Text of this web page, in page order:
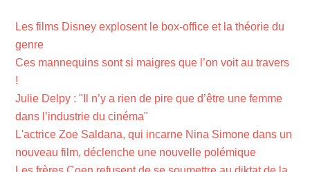
Les films Disney explosent le box-office et la théorie du
genre
Ces mannequins sont si maigres que l’on voit au travers
!
Julie Delpy : "Il n’y a rien de pire que d’être une femme
dans l’industrie du cinéma"
L'actrice Zoe Saldana, qui incarne Nina Simone dans un
nouveau film, déclenche une nouvelle polémique